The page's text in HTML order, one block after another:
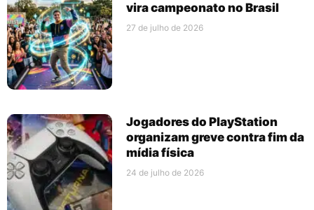
vira campeonato no Brasil
27 de julho de 2026
Jogadores do PlayStation
organizam greve contra fim da
mídia física
24 de julho de 2026